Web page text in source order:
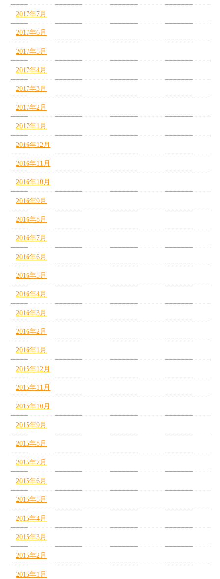
2017年7月
2017年6月
2017年5月
2017年4月
2017年3月
2017年2月
2017年1月
2016年12月
2016年11月
2016年10月
2016年9月
2016年8月
2016年7月
2016年6月
2016年5月
2016年4月
2016年3月
2016年2月
2016年1月
2015年12月
2015年11月
2015年10月
2015年9月
2015年8月
2015年7月
2015年6月
2015年5月
2015年4月
2015年3月
2015年2月
2015年1月